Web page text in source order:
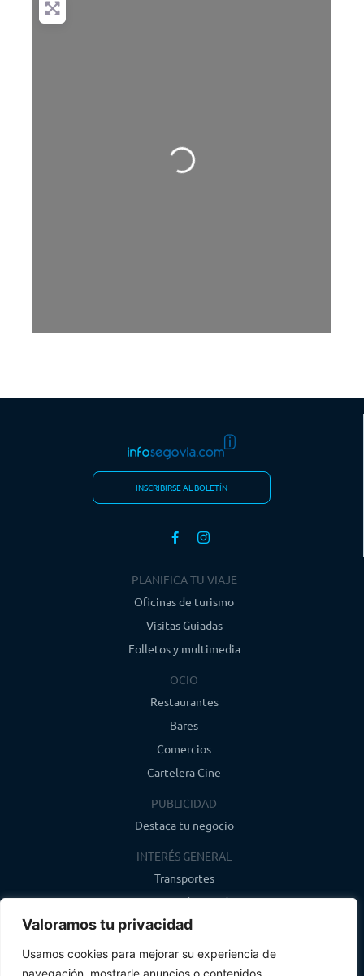
Valoramos tu privacidad
Usamos cookies para mejorar su experiencia de
navegación, mostrarle anuncios o contenidos
Cargando…
INSCRIBIRSE AL BOLETÍN
PLANIFICA TU VIAJE
Oficinas de turismo
Visitas Guiadas
Folletos y multimedia
OCIO
Restaurantes
Bares
Comercios
Cartelera Cine
PUBLICIDAD
Destaca tu negocio
INTERÉS GENERAL
Transportes
Farmacias de guardia
Canal de WhatsApp
Último boletín